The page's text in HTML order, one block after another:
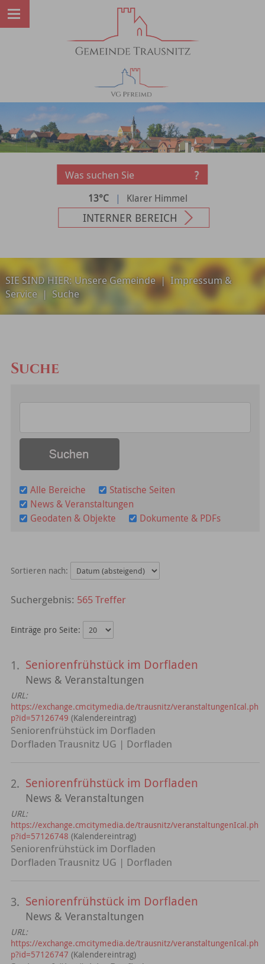
13°C | Klarer Himmel
INTERNER BEREICH
SIE SIND HIER:Unsere Gemeinde|Impressum &
Service | Suche
Suche
Alle Bereiche
Statische Seiten
News & Veranstaltungen
Geodaten & Objekte
Dokumente & PDFs
Sortieren nach:
565 Treffer
Einträge pro Seite:
1. Seniorenfrühstück im Dorfladen
News & Veranstaltungen
URL:
https://exchange.cmcitymedia.de/trausnitz/veranstaltungenIcal.ph
p?id=57126749 (Kalendereintrag)
Seniorenfrühstück im Dorfladen
Dorfladen Trausnitz UG | Dorfladen
2. Seniorenfrühstück im Dorfladen
News & Veranstaltungen
URL:
https://exchange.cmcitymedia.de/trausnitz/veranstaltungenIcal.ph
p?id=57126748 (Kalendereintrag)
Seniorenfrühstück im Dorfladen
Dorfladen Trausnitz UG | Dorfladen
3. Seniorenfrühstück im Dorfladen
News & Veranstaltungen
URL:
https://exchange.cmcitymedia.de/trausnitz/veranstaltungenIcal.ph
p?id=57126747 (Kalendereintrag)